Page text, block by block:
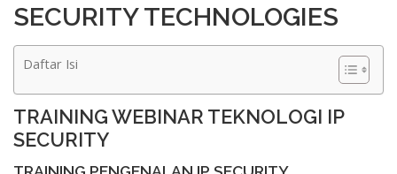
SECURITY TECHNOLOGIES
Daftar Isi
TRAINING WEBINAR TEKNOLOGI IP
SECURITY